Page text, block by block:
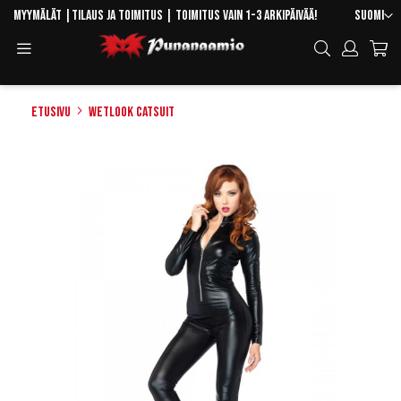
Skip
Content
Kieli
Suomi
Myymälät Tilaus ja toimitus | Toimitus vain 1-3 arkipäivää!
Hae
Etusivu Wetlook Catsuit